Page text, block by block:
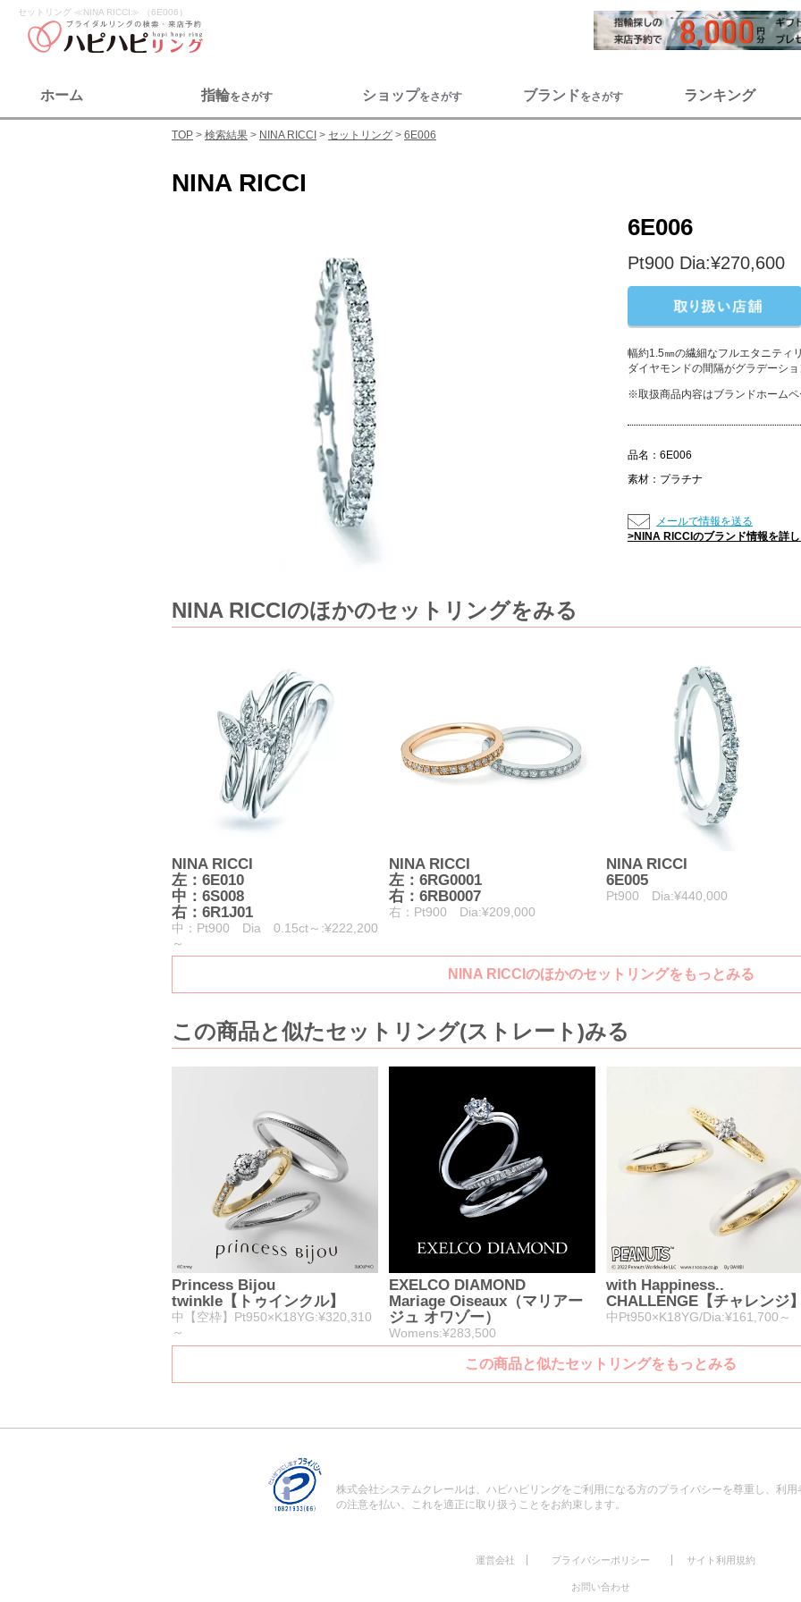
セットリング ≪NINA RICCI≫ （6E006）
ホーム 指輪をさがす ショップをさがす ブランドをさがす ランキング
TOP 検索結果 NINA RICCI セットリング 6E006
NINA RICCI
6E006
Pt900 Dia:¥270,600
幅約1.5㎜の繊細なフルエタニティ
ダイヤモンドの間隔がグラデーシ
※取扱商品内容はブランドホーム
品名： 6E006
素材： プラチナ
メールで情報を送る
>NINA RICCIのブランド情報を詳
NINA RICCIのほかのセットリングをみる
NINA RICCI
左：6E010
中：6S008
右：6R1J01
中：Pt900 Dia 0.15ct～:¥222,200
～
NINA RICCI
左：6RG0001
右：6RB0007
右：Pt900 Dia:¥209,000
NINA RICCI
6E005
Pt900 Dia:¥440,000
NINA RICCIのほかのセットリングをもっとみる
この商品と似たセットリング(ストレート)みる
Princess Bijou
twinkle【トゥインクル】
中【空枠】Pt950×K18YG:¥320,310
～
EXELCO DIAMOND
Mariage Oiseaux（マリアー
ジュ オワゾー）
Womens:¥283,500
with Happiness..
CHALLENGE【チャレンジ
中Pt950×K18YG/Dia:¥161,700～
この商品と似たセットリングをもっとみる
株式会社システムクレールは、ハピハピリングをご利用になる方のプライバシーを尊重し、利
の注意を払い、これを適正に取り扱うことをお約束します。
運営会社 プライバシーポリシー サイト利用規約
お問い合わせ